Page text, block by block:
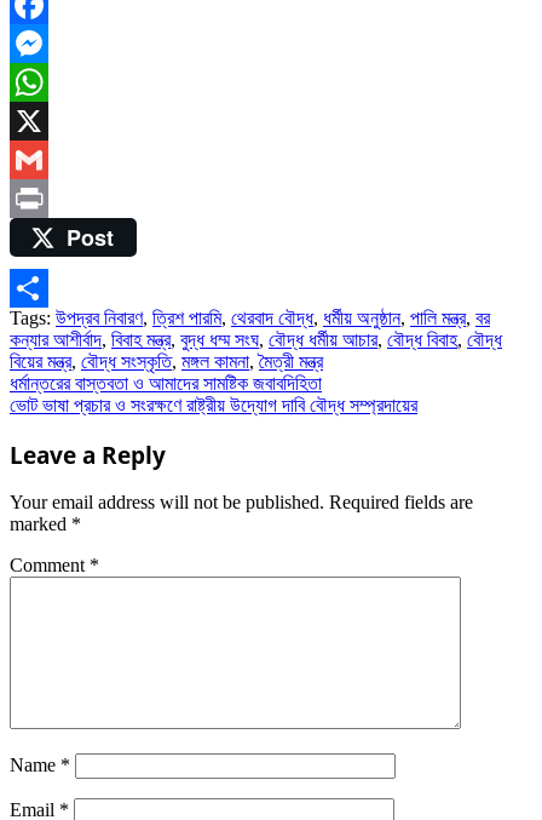
Facebook
Messenger
WhatsApp
X
Gmail
Print
Post
Share
Tags: উপদ্রব নিবারণ, ত্রিশ পারমি, থেরবাদ বৌদ্ধ, ধর্মীয় অনুষ্ঠান, পালি মন্ত্র, বর
কন্যার আশীর্বাদ, বিবাহ মন্ত্র, বুদ্ধ ধম্ম সংঘ, বৌদ্ধ ধর্মীয় আচার, বৌদ্ধ বিবাহ, বৌদ্ধ
বিয়ের মন্ত্র, বৌদ্ধ সংস্কৃতি, মঙ্গল কামনা,মৈত্রী মন্ত্র
Post
ধর্মান্তরের বাস্তবতা ও আমাদের সামষ্টিক জবাবদিহিতা
ভোট ভাষা প্রচার ও সংরক্ষণে রাষ্ট্রীয় উদ্যোগ দাবি বৌদ্ধ সম্প্রদায়ের
Leave a Reply
Your email address will not be published. Required fields are
marked *
Comment *
Name *
Email *